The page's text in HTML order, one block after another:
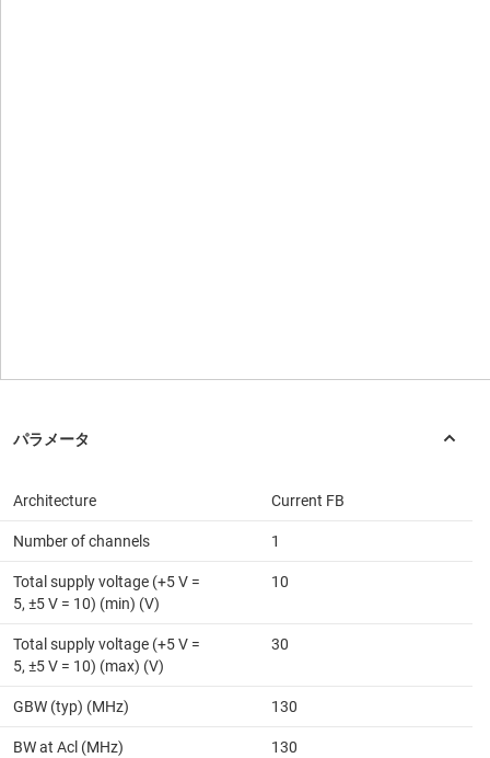
Architecture Current FB
Number of channels 1
Total supply voltage (+5 V =
5, ±5 V = 10) (min) (V)
10
Total supply voltage (+5 V =
5, ±5 V = 10) (max) (V)
30
GBW (typ) (MHz) 130
BW at Acl (MHz) 130